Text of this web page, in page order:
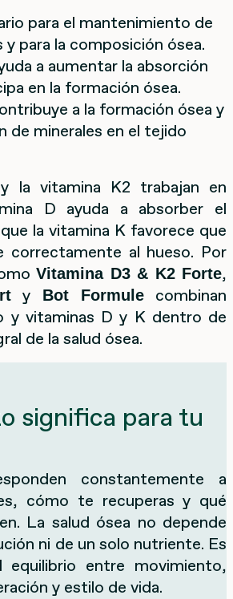
para el mantenimiento de
y para la composición ósea.
a aumentar la absorción
en la formación ósea.
a la formación ósea y
de minerales en el tejido
la vitamina K2 trabajan en
D ayuda a absorber el
la vitamina K favorece que
correctamente al hueso. Por
Vitamina D3 & K2 Forte,
y Bot Formulecombinan
y vitaminas D y K dentro de
de la salud ósea.
significa para tu
constantemente a
cómo te recuperas y qué
La salud ósea no depende
ni de un solo nutriente. Es
equilibrio entre movimiento,
y estilo de vida.